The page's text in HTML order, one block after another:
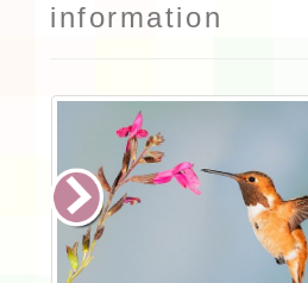
information